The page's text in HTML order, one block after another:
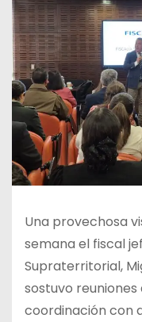
Una provechosa
semana el fiscal
Supraterritorial,
sostuvo
coordinación con